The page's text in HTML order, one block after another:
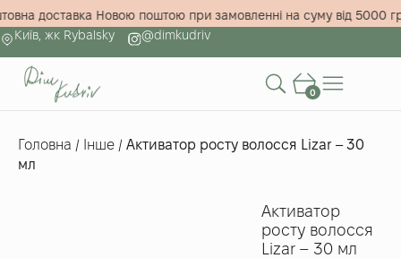
доставка Новою поштою при замовленні на суму від
Київ, жк Rybalsky
@dimkudriv
0
Головна / Інше / Активатор росту волосся Lizar – 30
мл
Активатор
росту волосся
Lizar – 30 мл